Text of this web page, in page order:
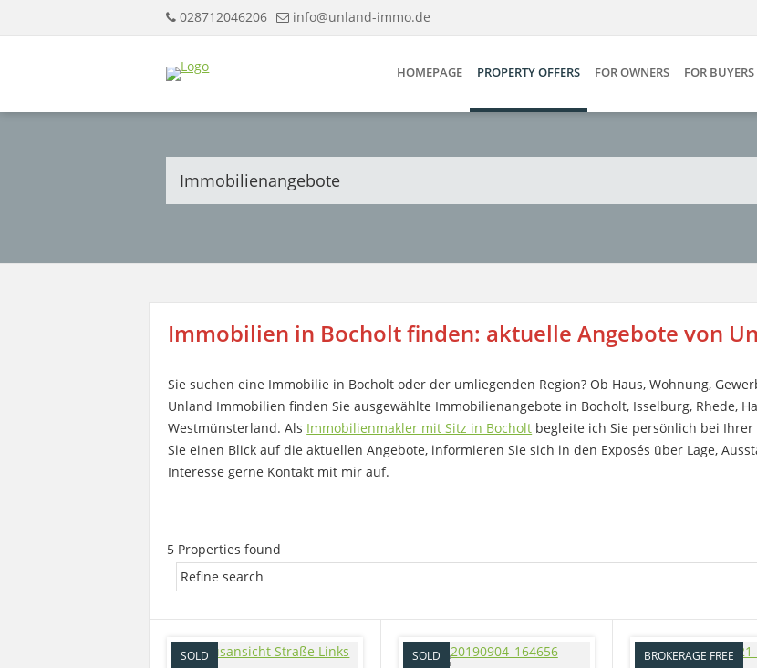
028712046206 info@unland-immo.de
HOMEPAGE PROPERTY OFFERS FOR OWNERS FOR BUYERS
Immobilienangebote
Immobilien in Bocholt finden: aktuelle Angebote von
Sie suchen eine Immobilie in Bocholt oder der umliegenden Region? Ob Haus, Wohnung,
Unland Immobilien finden Sie ausgewählte Immobilienangebote in Bocholt, Isselburg, Rhede,
Westmünsterland. Als Immobilienmakler mit Sitz in Bocholt begleite ich Sie persönlich bei
Sie einen Blick auf die aktuellen Angebote, informieren Sie sich in den Exposés über Lage,
Interesse gerne Kontakt mit mir auf.
5 Properties found
SOLD SOLD BROKERAGE FREE